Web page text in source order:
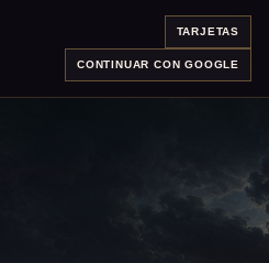
TARJETAS
CONTINUAR CON GOOGLE